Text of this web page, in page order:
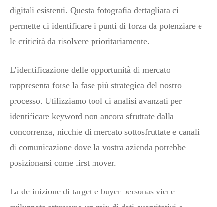
digitali esistenti. Questa fotografia dettagliata ci
permette di identificare i punti di forza da potenziare e
le criticità da risolvere prioritariamente.
L’identificazione delle opportunità di mercato
rappresenta forse la fase più strategica del nostro
processo. Utilizziamo tool di analisi avanzati per
identificare keyword non ancora sfruttate dalla
concorrenza, nicchie di mercato sottosfruttate e canali
di comunicazione dove la vostra azienda potrebbe
posizionarsi come first mover.
La definizione di target e buyer personas viene